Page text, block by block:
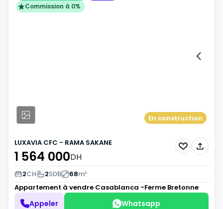
Commission à 0%
En construction
LUXAVIA CFC - RAMA SAKANE
1 564 000DH
2CH 2SDB 68m²
Appartement à vendre Casablanca -Ferme Bretonne
Appeler Whatsapp